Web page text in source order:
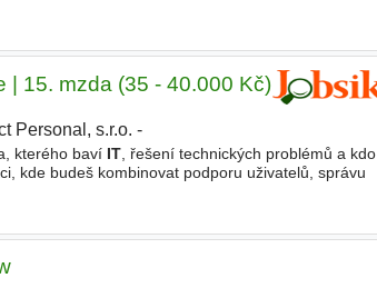
| 15. mzda (35 - 40.000 Kč)
Personal, s.r.o. -
kterého baví IT, řešení technických problémů a kdo
kde budeš kombinovat podporu uživatelů, správu